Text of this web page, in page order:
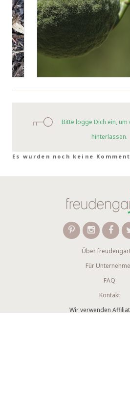
Bitte logge Dich ein, um
hinterlassen.
Es wurden noch keine
Über
Für
FAQ
Kontakt
Wir verwenden